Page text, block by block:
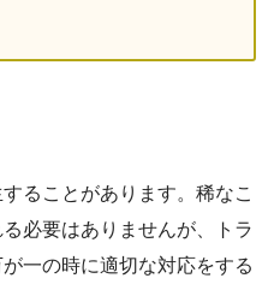
ることがあります。稀なこ
必要はありませんが、トラ
一の時に適切な対応をする